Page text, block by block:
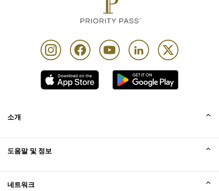
Please note that the restaurant may exceed their
capacity at certain times of the day & access to the
Priority Pass and its Affiliates Companies shall not be
liable should the offer value be less than Customers
lounge visit entitlement. Customers who pay for lounge
and guest visits are advised to review programme
Conditions of Use prior to accessing the offer
and other airport experiences. Using entitlements
카드 소지자 1인당 동반자 최대 Unlimited명
소개
도움말 및 정보
네트워크